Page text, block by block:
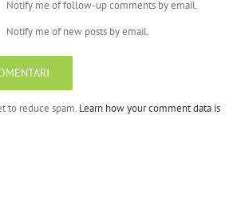
Notify me of follow-up comments by email.
Notify me of new posts by email.
to reduce spam. Learn how your comment data is